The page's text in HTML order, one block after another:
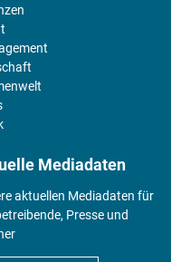
Mediadaten
aktuellen Mediadaten für
Presse und